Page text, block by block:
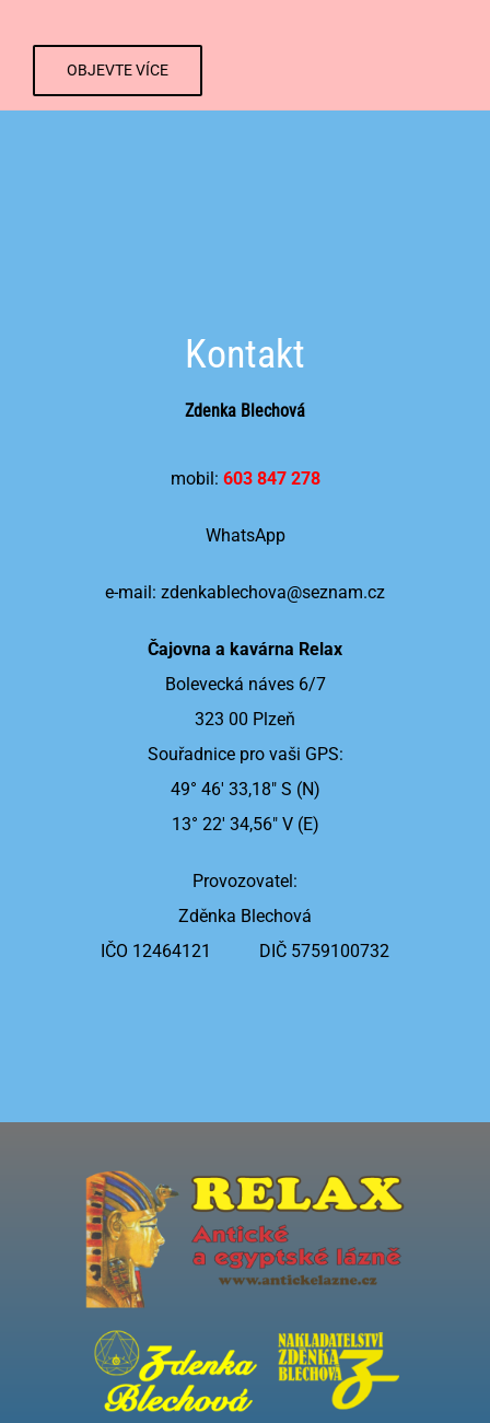
OBJEVTE VÍCE
Kontakt
Zdenka Blechová
mobil: 603 847 278
WhatsApp
e-mail: zdenkablechova@seznam.cz
Čajovna a kavárna Relax
Bolevecká náves 6/7
323 00 Plzeň
Souřadnice pro vaši GPS:
49° 46′ 33,18″ S (N)
13° 22′ 34,56″ V (E)
Provozovatel:
Zděnka Blechová
IČO 12464121
DIČ 5759100732